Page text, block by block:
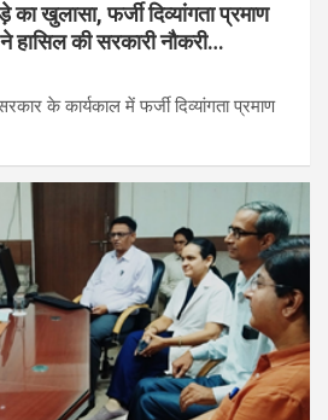
का खुलासा, फर्जी दिव्यांगता प्रमाण
हासिल की सरकारी नौकरी…
के कार्यकाल में फर्जी दिव्यांगता प्रमाण